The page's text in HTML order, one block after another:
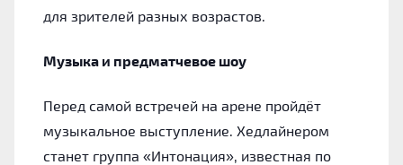
для зрителей разных возрастов.
Музыка и предматчевое шоу
Перед самой встречей на арене пройдёт
музыкальное выступление. Хедлайнером
станет группа «Интонация», известная по